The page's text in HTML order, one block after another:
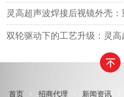
灵高超声波焊接后视镜外壳：重
双轮驱动下的工艺升级：灵高超声波
首页 招商代理 新闻资讯